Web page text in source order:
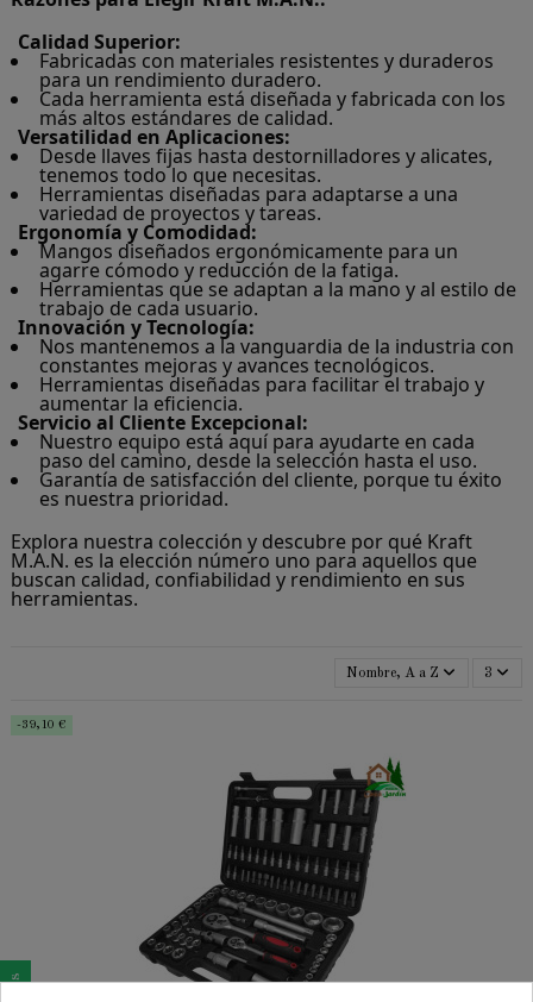
Calidad Superior:
Fabricadas con materiales resistentes y duraderos
para un rendimiento duradero.
Cada herramienta está diseñada y fabricada con los
más altos estándares de calidad.
Versatilidad en Aplicaciones:
Desde llaves fijas hasta destornilladores y alicates,
tenemos todo lo que necesitas.
Herramientas diseñadas para adaptarse a una
variedad de proyectos y tareas.
Ergonomía y Comodidad:
Mangos diseñados ergonómicamente para un
agarre cómodo y reducción de la fatiga.
Herramientas que se adaptan a la mano y al estilo de
trabajo de cada usuario.
Innovación y Tecnología:
Nos mantenemos a la vanguardia de la industria con
constantes mejoras y avances tecnológicos.
Herramientas diseñadas para facilitar el trabajo y
aumentar la eficiencia.
Servicio al Cliente Excepcional:
Nuestro equipo está aquí para ayudarte en cada
paso del camino, desde la selección hasta el uso.
Garantía de satisfacción del cliente, porque tu éxito
es nuestra prioridad.
Explora nuestra colección y descubre por qué Kraft
M.A.N. es la elección número uno para aquellos que
buscan calidad, confiabilidad y rendimiento en sus
herramientas.
Nombre, A a Z 3
-39,10 €